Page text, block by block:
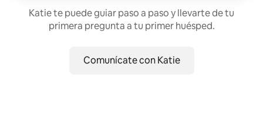
Katie te puede guiar paso a paso y llevarte de tu
primera pregunta a tu primer huésped.
Comunícate con Katie